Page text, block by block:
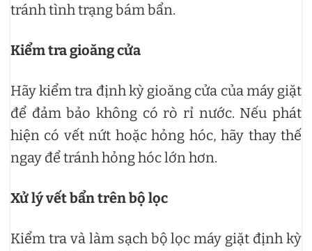
tránh tình trạng bám bẩn.
Kiểm tra gioăng cửa
Hãy kiểm tra định kỳ gioăng cửa của máy giặt
để đảm bảo không có rò rỉ nước. Nếu phát
hiện có vết nứt hoặc hỏng hóc, hãy thay thế
ngay để tránh hỏng hóc lớn hơn.
Xử lý vết bẩn trên bộ lọc
Kiểm tra và làm sạch bộ lọc máy giặt định kỳ